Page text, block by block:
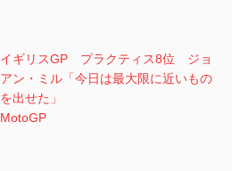
イギリスGP プラクティス8位 ジョ
アン・ミル「今日は最大限に近いもの
を出せた」
MotoGP